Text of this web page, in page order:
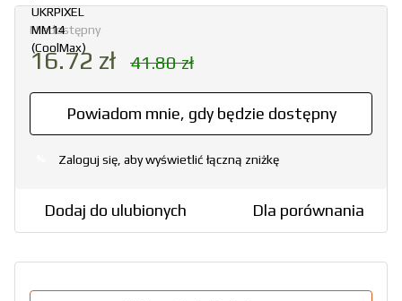
Niedostępny
16.72 zł 41.80 zł
Powiadom mnie, gdy będzie dostępny
Zaloguj się, aby wyświetlić łączną zniżkę
Dodaj do ulubionych Dla porównania